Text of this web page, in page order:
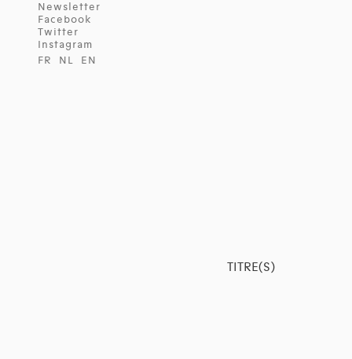
Newsletter
Facebook
Twitter
Instagram
FR
NL EN
TITRE(S)